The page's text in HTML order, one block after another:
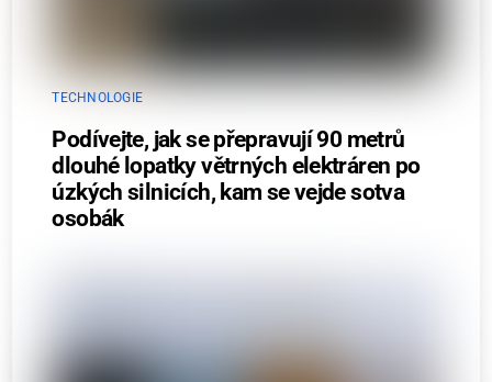
TECHNOLOGIE
Podívejte, jak se přepravují 90 metrů
dlouhé lopatky větrných elektráren po
úzkých silnicích, kam se vejde sotva
osobák